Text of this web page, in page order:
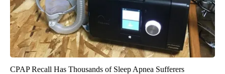
CPAP Recall Has Thousands of Sleep Apnea Sufferers